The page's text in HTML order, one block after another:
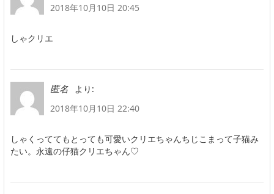
2018年10月10日 20:45
しゃクリエ
匿名
より:
2018年10月10日 22:40
しゃくっててもとっても可愛いクリエちゃんちじこまって子猫み
たい。永遠の仔猫クリエちゃん♡